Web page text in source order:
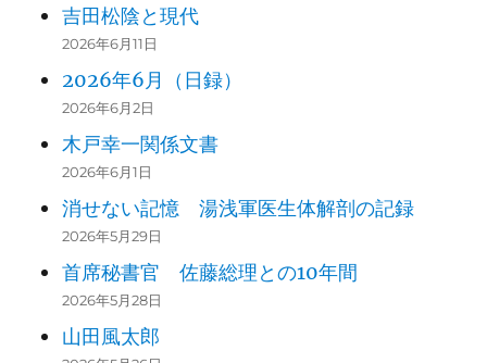
吉田松陰と現代
2026年6月11日
2026年6月（日録）
2026年6月2日
木戸幸一関係文書
2026年6月1日
消せない記憶 湯浅軍医生体解剖の記録
2026年5月29日
首席秘書官 佐藤総理との10年間
2026年5月28日
山田風太郎